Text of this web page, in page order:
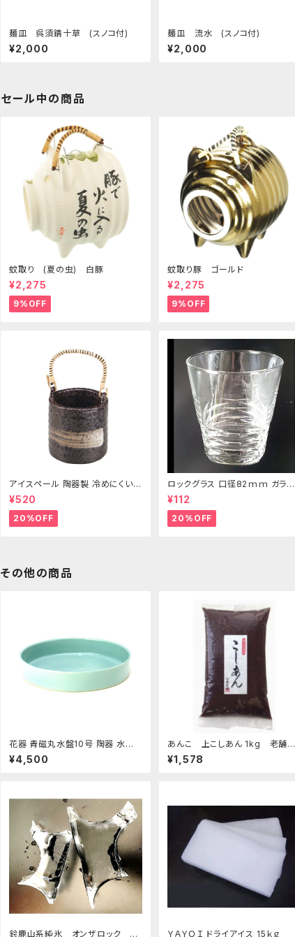
麺皿 呉須錆十草 (スノコ付)
¥2,000
麺皿 流水 (スノコ付)
¥2,000
セール中の商品
蚊取り (夏の虫) 白豚
¥2,275
9%OFF
蚊取り豚 ゴールド
¥2,275
9%OFF
アイスペール 陶器製 冷めにくい二
重構造 860ml
¥520
20%OFF
ロックグラス 口径82ｍｍ ガラス
製 250cc
¥112
20%OFF
その他の商品
花器 青磁丸水盤10号 陶器 水盤
花瓶 フラワーベース
¥4,500
あんこ 上こしあん 1kg 老舗あ
んこ屋のこだわり餡
¥1,578
鈴鹿山系純氷 オンザロック 原 ＹＡＹＯＩ ドライアイス 15ｋｇ